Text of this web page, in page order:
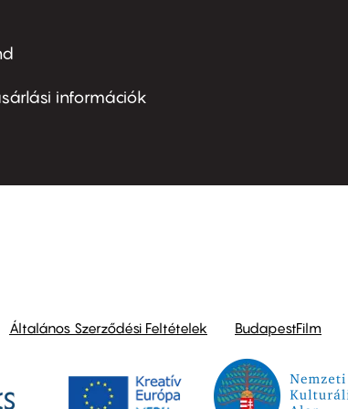
információk
Általános Szerződési Feltételek BudapestFilm